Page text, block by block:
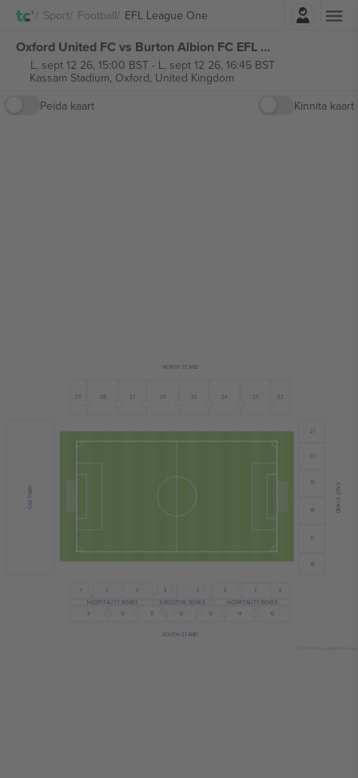
Sport Football EFL League OneLogi sisse
Oxford United FC vs Burton Albion FC EFL League One piletid
L, sept 12 26, 15:00 BST- L, sept 12 26, 16:45 BST
Kassam Stadium, Oxford, United Kingdom
Peida kaart
Kinnita kaart
16
17
18
19
20
21
CAR PARK
NORTH STAND
EAST STAND
SOUTH STAND
1 2 3 4 5 6 7 8
9 10 11 12 13 14 15
22
23
24
25
26
27
28
29
HOSPITALITY BOXES EXECUTIVE BOXES HOSPITALITY BOXES